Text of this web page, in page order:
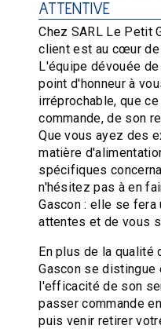
ATTENTIVE
Chez SARL Le Petit
client est au cœur
L'équipe dévouée
point d'honneur à
irréprochable, que
commande, de son
Que vous ayez des
matière
spécifiques
n'hésitez pas à en
Gascon : elle se
attentes et de vous
En plus de la qualité
Gascon se distingue
l'efficacité de son
passer commande
puis venir retirer